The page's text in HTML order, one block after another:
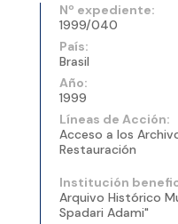
Nº expediente:
1999/040
País:
Brasil
Año:
1999
Líneas de Acción:
Acceso a los
Restauración
Institución
Arquivo Histórico
Spadari Adami"